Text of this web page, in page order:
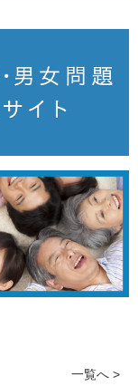
一覧へ >